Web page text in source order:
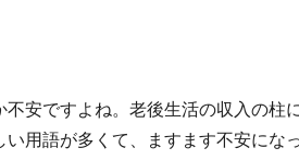
安ですよね。老後生活の収入の柱
用語が多くて、ますます不安にな